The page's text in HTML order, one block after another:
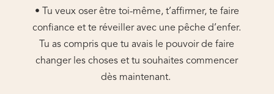
• Tu veux oser être toi-même, t’affirmer, te faire
confiance et te réveiller avec une pêche d’enfer.
Tu as compris que tu avais le pouvoir de faire
changer les choses et tu souhaites commencer
dès maintenant.